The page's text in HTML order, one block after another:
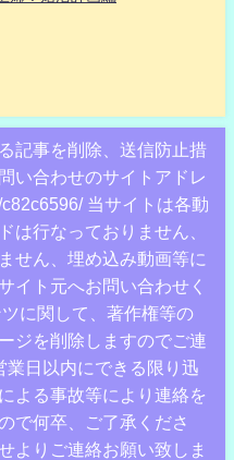
記事を削除、送信防止措
い合わせのサイトアドレ
当サイトは各動
は行なっておりません、
せん、埋め込み動画等に
イト元へお問い合わせく
に関して、著作権等の
ジを削除しますのでご連
日以内にできる限り迅
よる事故等により連絡を
で何卒、ご了承くださ
よりご連絡お願い致しま